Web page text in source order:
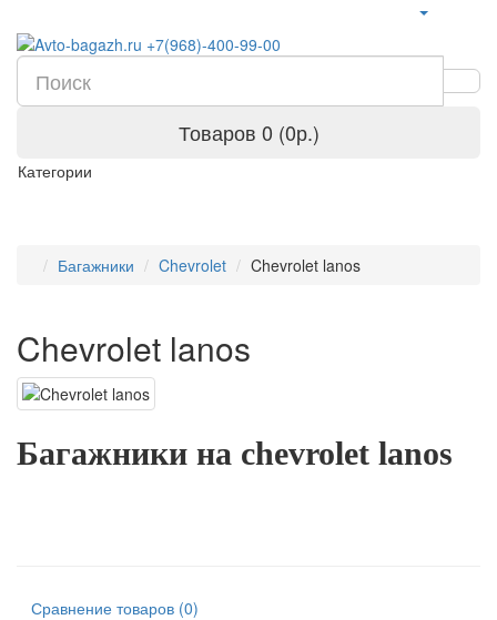
Товаров 0 (0р.)
Категории
Багажники Chevrolet Chevrolet lanos
Chevrolet lanos
Багажники на chevrolet lanos
Сравнение товаров (0)